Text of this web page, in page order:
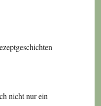
nicht nur ein